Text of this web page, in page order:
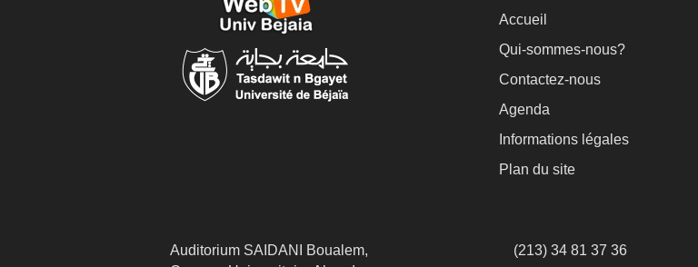
Accueil
Qui-sommes-nous?
Contactez-nous
Agenda
Informations légales
Plan du site
Auditorium SAIDANI Boualem,
(213) 34 81 37 36